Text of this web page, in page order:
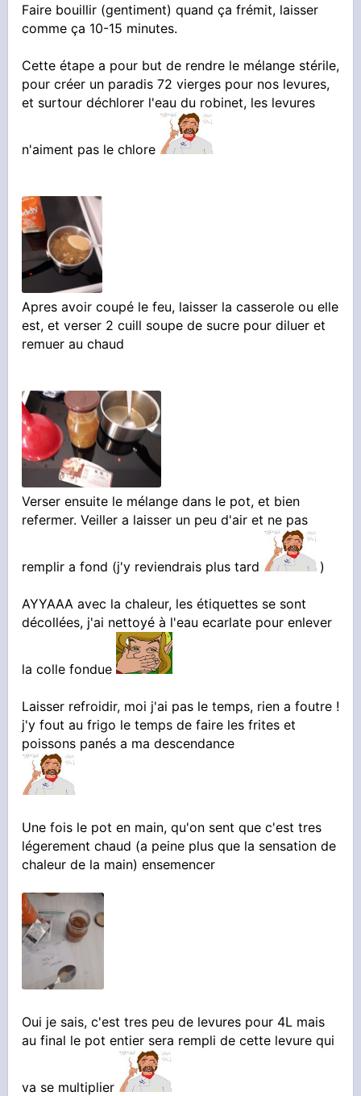
STARTER DU JUIF et remélanger.
Fermer avec un torchon ou barboteur ou en
vissant le couvercle a 95% et laisser reposer.
Et selon le goutage, je vous donnerais la suite.
Il faut touiller très gentiment.1 fois par jour
Faire bouillir (gentiment) quand ça frémit, laisser
comme ça 10-15 minutes.
Cette étape a pour but de rendre le mélange stérile,
pour créer un paradis 72 vierges pour nos levures,
et surtour déchlorer l'eau du robinet, les levures
n'aiment pas le chlore
Apres avoir coupé le feu, laisser la casserole ou elle
est, et verser 2 cuill soupe de sucre pour diluer et
remuer au chaud
Verser ensuite le mélange dans le pot, et bien
refermer. Veiller a laisser un peu d'air et ne pas
remplir a fond (j'y reviendrais plus tard )
AYYAAA avec la chaleur, les étiquettes se sont
décollées, j'ai nettoyé à l'eau ecarlate pour enlever
la colle fondue
Laisser refroidir, moi j'ai pas le temps, rien a foutre !
j'y fout au frigo le temps de faire les frites et
poissons panés a ma descendance
Une fois le pot en main, qu'on sent que c'est tres
légerement chaud (a peine plus que la sensation de
chaleur de la main) ensemencer
Oui je sais, c'est tres peu de levures pour 4L mais
au final le pot entier sera rempli de cette levure qui
va se multiplier